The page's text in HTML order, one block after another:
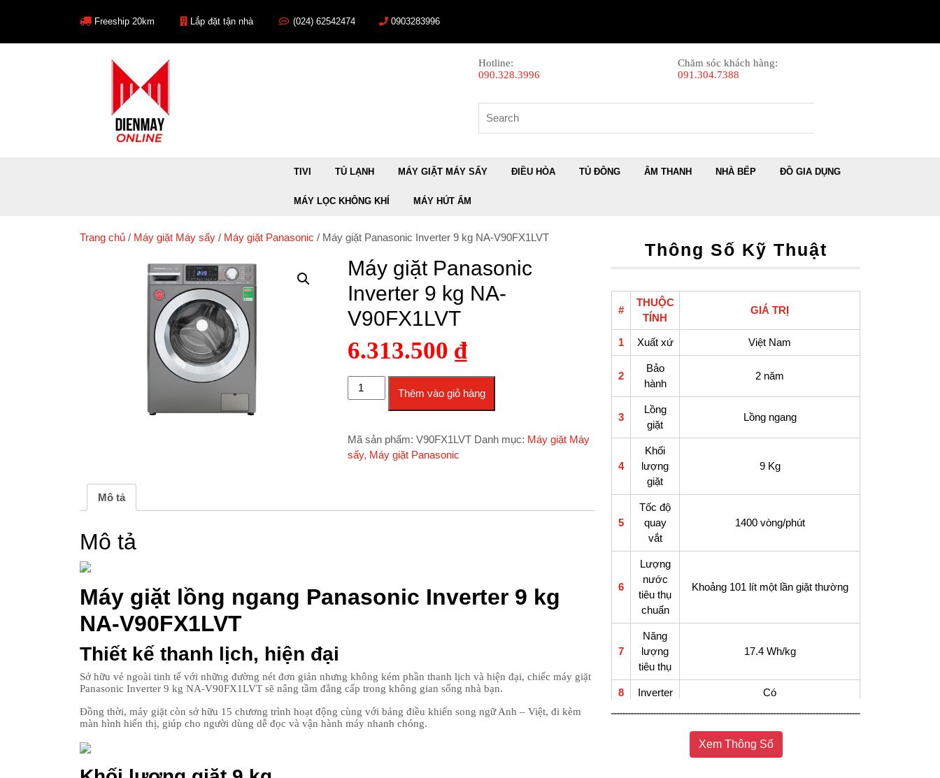
Freeship 20km Lắp đặt tận nhà (024) 62542474 0903283996
Hotline:
090.328.3996
Chăm sóc khách hàng:
091.304.7388
for:
TIVI TỦ LẠNH MÁY GIẶT MÁY SẤY ĐIỀU HÒA TỦ ĐÔNG ÂM THANH NHÀ BẾP ĐỒ GIA DỤNG
MÁY LỌC KHÔNG KHÍ MÁY HÚT ẨM
Trang chủ / Máy giặt Máy sấy / Máy giặt Panasonic / Máy giặt Panasonic Inverter 9 kg NA-V90FX1LVT
Máy giặt Panasonic
Inverter 9 kg NA-
V90FX1LVT
6.313.500 ₫
Máy giặt Panasonic Inverter 9 kg NA-V90FX1LVT số lượng
Thêm vào giỏ hàng
Mã sản phẩm: V90FX1LVT Danh mục: Máy giặt Máy
sấy, Máy giặt Panasonic
Mô tả
Mô tả
Máy giặt lồng ngang Panasonic Inverter 9 kg
NA-V90FX1LVT
Thiết kế thanh lịch, hiện đại
Sở hữu vẻ ngoài tinh tế với những đường nét đơn giản nhưng không kém phần thanh lịch và hiện đại, chiếc máy giặt
Panasonic Inverter 9 kg NA-V90FX1LVT sẽ nâng tầm đẳng cấp trong không gian sống nhà bạn.
Đồng thời, máy giặt còn sở hữu 15 chương trình hoạt động cùng với bảng điều khiển song ngữ Anh – Việt, đi kèm
màn hình hiển thị, giúp cho người dùng dễ đọc và vận hành máy nhanh chóng.
Thông Số Kỹ Thuật
#
THUỘC
TÍNH
GIÁ TRỊ
1 Xuất xứ Việt Nam
2
Bảo
hành
2 năm
3
Lồng
giặt
Lồng ngang
4
Khối
lượng
giặt
9 Kg
5
Tốc độ
quay
vắt
1400 vòng/phút
6
Lượng
nước
tiêu thụ
chuẩn
Khoảng 101 lít một lần giặt thường
7
Năng
lượng
tiêu thụ
17.4 Wh/kg
8 Inverter Có
Kiểu
Xem Thông Số